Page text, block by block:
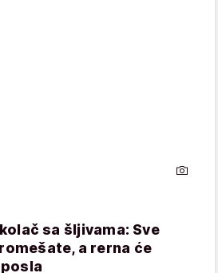
sa šljivama: Sve
a rerna će